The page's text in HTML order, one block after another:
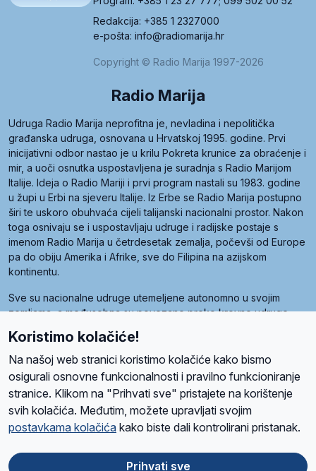
Redakcija: +385 1 2327000
e-pošta: info@radiomarija.hr
Copyright © Radio Marija 1997-2026
Radio Marija
Udruga Radio Marija neprofitna je, nevladina i nepolitička
građanska udruga, osnovana u Hrvatskoj 1995. godine. Prvi
inicijativni odbor nastao je u krilu Pokreta krunice za obraćenje i
mir, a uoči osnutka uspostavljena je suradnja s Radio Marijom
Italije. Ideja o Radio Mariji i prvi program nastali su 1983. godine
u župi u Erbi na sjeveru Italije. Iz Erbe se Radio Marija postupno
širi te uskoro obuhvaća cijeli talijanski nacionalni prostor. Nakon
toga osnivaju se i uspostavljaju udruge i radijske postaje s
imenom Radio Marija u četrdesetak zemalja, počevši od Europe
pa do obiju Amerika i Afrike, sve do Filipina na azijskom
kontinentu.
Sve su nacionalne udruge utemeljene autonomno u svojim
zemljama, a međusobna su povezane preko krovne udruge
Radio Maria). Svjetsku obitelj utemeljilo je sedam članica, među
kojima je i hrvatska Udruga Radio Marija.
O namaRadio ProgramVolonteriPrijateljiKontaktPravila privatnosti
Ova stranica je zaštićena Google reCAPTCHA sustavom
Koristimo kolačiće!
Na našoj web stranici koristimo kolačiće kako bismo
osigurali osnovne funkcionalnosti i pravilno funkcioniranje
stranice. Klikom na "Prihvati sve" pristajete na korištenje
svih kolačića. Međutim, možete upravljati svojim
postavkama kolačića kako biste dali kontrolirani pristanak.
Prihvati sve